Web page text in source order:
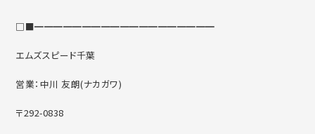
□■━━━━━━━━━━━━━━━━━━━
エムズスピード千葉
営業：中川 友朗(ナカガワ)
〒292-0838